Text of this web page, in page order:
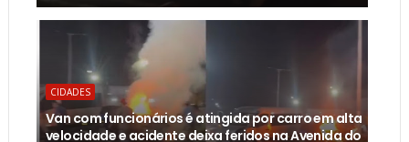
CIDADES
Van com funcionários é atingida por carro em alta
velocidade e acidente deixa feridos na Avenida do